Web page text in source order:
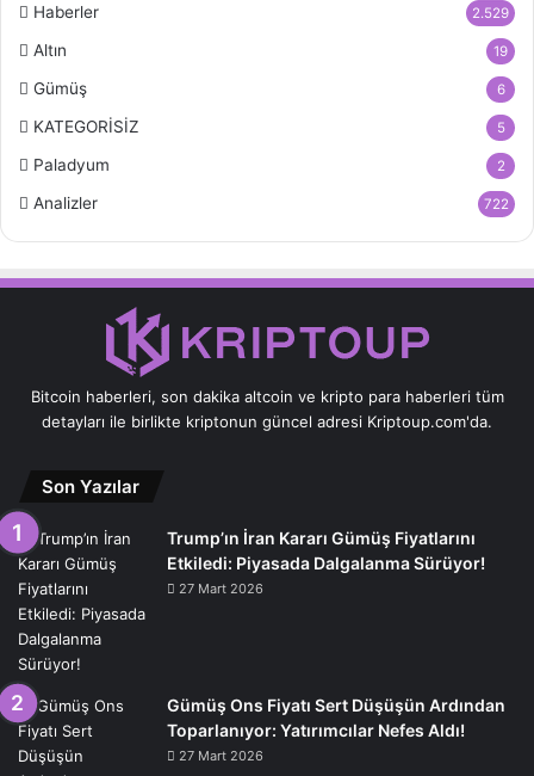
Haberler 2.529
Altın 19
Gümüş 6
KATEGORİSİZ 5
Paladyum 2
Analizler 722
Bitcoin haberleri, son dakika altcoin ve kripto para haberleri tüm
detayları ile birlikte kriptonun güncel adresi Kriptoup.com'da.
Son Yazılar
Trump’ın İran Kararı Gümüş Fiyatlarını
Etkiledi: Piyasada Dalgalanma Sürüyor!
27 Mart 2026
Gümüş Ons Fiyatı Sert Düşüşün Ardından
Toparlanıyor: Yatırımcılar Nefes Aldı!
27 Mart 2026